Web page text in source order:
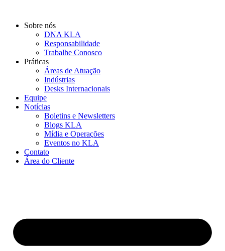
Sobre nós
DNA KLA
Responsabilidade
Trabalhe Conosco
Práticas
Áreas de Atuação
Indústrias
Desks Internacionais
Equipe
Notícias
Boletins e Newsletters
Blogs KLA
Mídia e Operações
Eventos no KLA
Contato
Área do Cliente